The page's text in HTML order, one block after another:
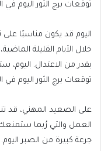
توقعات برج الثور اليوم في
اليوم قد يكون مناسبًا
خلال الأيام القليلة
بقدر من الاعتدال. اليوم،
توقعات برج الثور اليوم في
على الصعيد المهني، قد
العمل والتي رُبما
جرعة كبيرة من الصبر اليوم.